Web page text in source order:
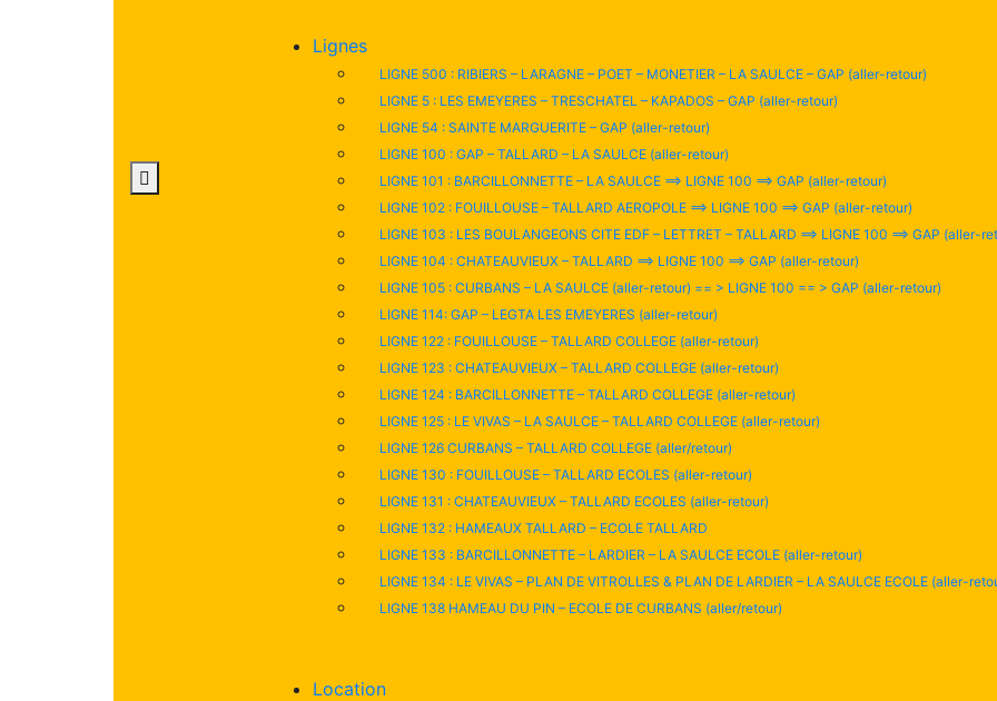
Lignes
LIGNE 500 : RIBIERS – LARAGNE – POET – MONETIER – LA SAULCE – GAP (aller-retour)
LIGNE 5 : LES EMEYERES – TRESCHATEL – KAPADOS – GAP (aller-retour)
LIGNE 54 : SAINTE MARGUERITE – GAP (aller-retour)
LIGNE 100 : GAP – TALLARD – LA SAULCE (aller-retour)
LIGNE 101 : BARCILLONNETTE – LA SAULCE ==> LIGNE 100 ==> GAP (aller-retour)
LIGNE 102 : FOUILLOUSE – TALLARD AEROPOLE ==> LIGNE 100 ==> GAP (aller-retour)
LIGNE 103 : LES BOULANGEONS CITE EDF – LETTRET – TALLARD ==> LIGNE 100 ==> GAP (aller-
LIGNE 104 : CHATEAUVIEUX – TALLARD ==> LIGNE 100 ==> GAP (aller-retour)
LIGNE 105 : CURBANS – LA SAULCE (aller-retour) == > LIGNE 100 == > GAP (aller-retour)
LIGNE 114: GAP – LEGTA LES EMEYERES (aller-retour)
LIGNE 122 : FOUILLOUSE – TALLARD COLLEGE (aller-retour)
LIGNE 123 : CHATEAUVIEUX – TALLARD COLLEGE (aller-retour)
LIGNE 124 : BARCILLONNETTE – TALLARD COLLEGE (aller-retour)
LIGNE 125 : LE VIVAS – LA SAULCE – TALLARD COLLEGE (aller-retour)
LIGNE 126 CURBANS – TALLARD COLLEGE (aller/retour)
LIGNE 130 : FOUILLOUSE – TALLARD ECOLES (aller-retour)
LIGNE 131 : CHATEAUVIEUX – TALLARD ECOLES (aller-retour)
LIGNE 132 : HAMEAUX TALLARD – ECOLE TALLARD
LIGNE 133 : BARCILLONNETTE – LARDIER – LA SAULCE ECOLE (aller-retour)
LIGNE 134 : LE VIVAS – PLAN DE VITROLLES & PLAN DE LARDIER – LA SAULCE ECOLE (aller-
LIGNE 138 HAMEAU DU PIN – ECOLE DE CURBANS (aller/retour)
Location